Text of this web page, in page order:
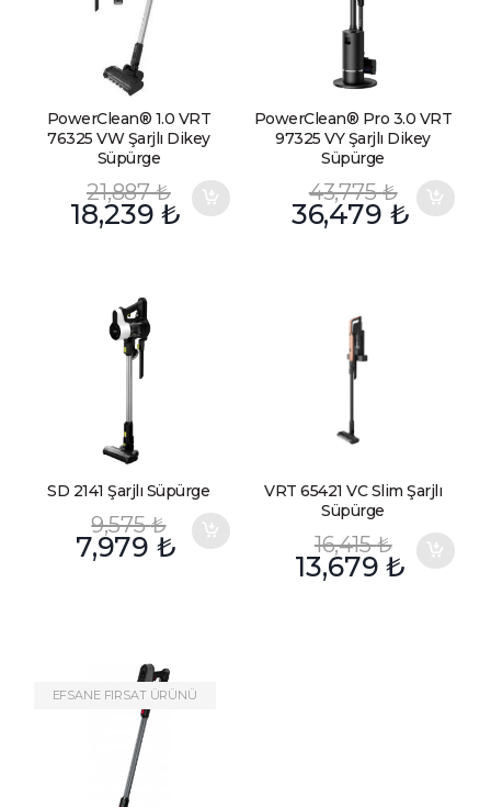
PowerClean® 1.0 VRT
76325 VW Şarjlı Dikey
Süpürge
21,887₺
18,239₺
PowerClean® Pro 3.0 VRT
97325 VY Şarjlı Dikey
Süpürge
43,775₺
36,479 ₺
SD 2141 Şarjlı Süpürge
9,575₺
7,979₺
EFSANE FIRSAT ÜRÜNÜ
VRT 65421 VC Slim Şarjlı
Süpürge
16,415₺
13,679₺